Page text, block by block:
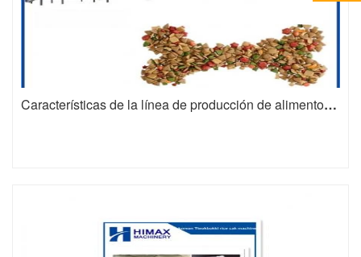
Características de la línea de producción de alimentos para mascotas